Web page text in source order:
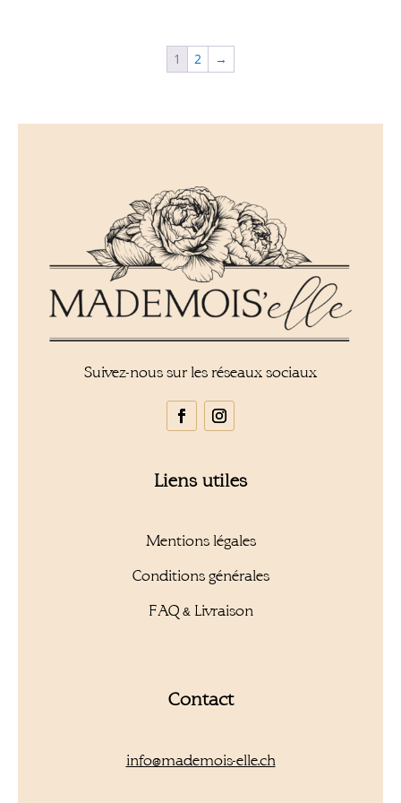
1 2 →
Suivez-nous sur les réseaux sociaux
Liens utiles
Mentions légales
Conditions générales
FAQ & Livraison
Contact
info@mademois-elle.ch